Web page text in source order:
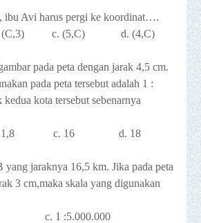
ibu Avi harus pergi ke koordinat….
c. (5,C) d. (4,C)
pada peta dengan jarak 4,5 cm.
pada peta tersebut adalah 1 :
kota tersebut sebenarnya
c. 16 d. 18
yang jaraknya 16,5 km. Jika pada peta
3 cm,maka skala yang digunakan
c. 1 :5.000.000